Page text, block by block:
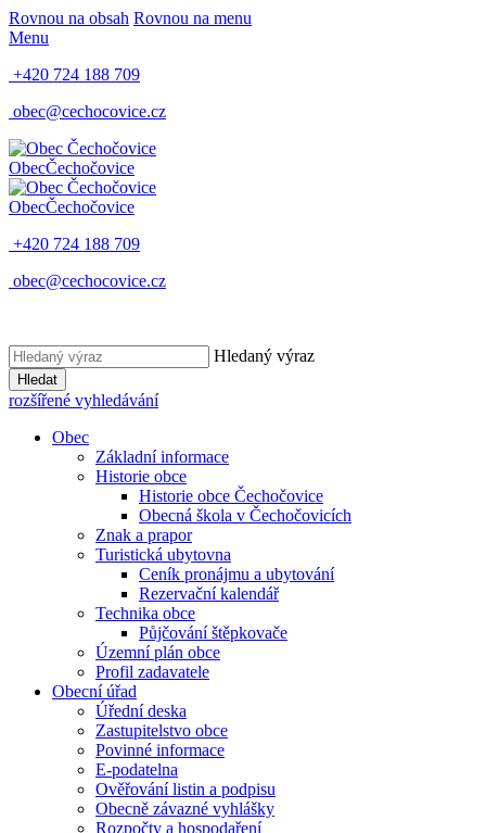
Rovnou na obsah Rovnou na menu
Menu
+420 724 188 709
obec@cechocovice.cz
ObecČechočovice
ObecČechočovice
+420 724 188 709
obec@cechocovice.cz
Hledaný výraz
Hledat
rozšířené vyhledávání
Obec
Základní informace
Historie obce
Historie obce Čechočovice
Obecná škola v Čechočovicích
Znak a prapor
Turistická ubytovna
Ceník pronájmu a ubytování
Rezervační kalendář
Technika obce
Půjčování štěpkovače
Územní plán obce
Profil zadavatele
Obecní úřad
Úřední deska
Zastupitelstvo obce
Povinné informace
E-podatelna
Ověřování listin a podpisu
Obecně závazné vyhlášky
Rozpočty a hospodaření